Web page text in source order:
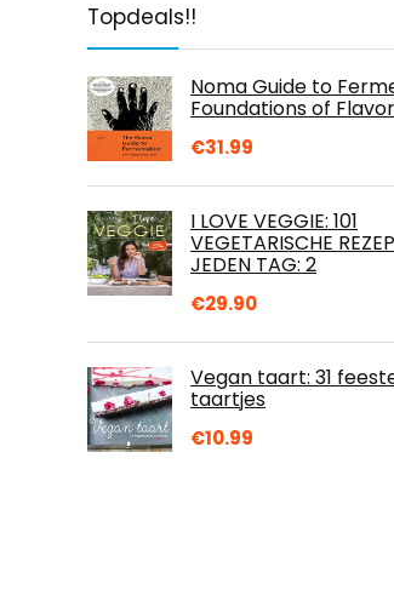
Topdeals!!
Noma Guide to
Foundations of Flavor
€31.99
I LOVE VEGGIE: 101
VEGETARISCHE
JEDEN TAG: 2
€29.90
Vegan taart: 31
taartjes
€10.99